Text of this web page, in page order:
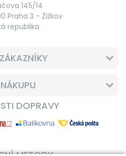
145/14
Praha 3 - Žižkov
republika
DOPRAVY